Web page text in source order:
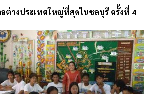
อต่างประเทศใหญ่ที่สุดในชลบุรี ครั้งที่ 4